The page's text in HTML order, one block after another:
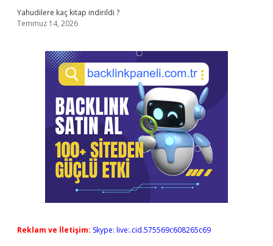
Yahudilere kaç kitap indirildi ?
Temmuz 14, 2026
Reklam ve İletişim: Skype: live:.cid.575569c608265c69